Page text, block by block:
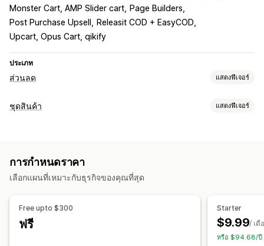
Monster Cart, AMP Slider cart
Page Builders
Post Purchase Upsell
Releasit COD + EasyCOD
Upcart, Opus Cart, qikify
ประเภท
ส่วนลด แสดงฟีเจอร์
ประเภทส่วนลด
ส่วนลดจำนวนมาก
การจัดส่งฟรี
ชุดสินค้า ส่วนลดเพิ่มยอดขาย
การจัดการส่วนลด
การแบ่งกลุ่ม
ชุดสินค้า แสดงฟีเจอร์
ชุดการเสนอสินค้าอื่นที่คล้ายกัน
การกำหนดราคาที่ตั้งได้
ส่วนลดตามปริมาณ
BOGO
การกำหนดราคา
เลือกแผนที่เหมาะกับธุรกิจของคุณที่สุด
Free upto $300
ฟรี
Starter
$9.99/ เดื
หรือ $94.68/ปี